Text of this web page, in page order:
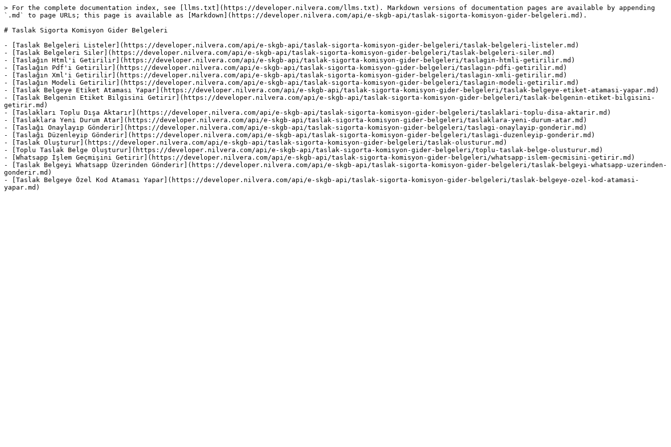
> For the complete documentation index, see [llms.txt](https://developer.nilvera.com/llms.txt). Markdown versions of documentation pages are available by appending
`.md` to page URLs; this page is available as [Markdown](https://developer.nilvera.com/api/e-skgb-api/taslak-sigorta-komisyon-gider-belgeleri.md).
# Taslak Sigorta Komisyon Gider Belgeleri
- [Taslak Belgeleri Listeler](https://developer.nilvera.com/api/e-skgb-api/taslak-sigorta-komisyon-gider-belgeleri/taslak-belgeleri-listeler.md)
- [Taslak Belgeleri Siler](https://developer.nilvera.com/api/e-skgb-api/taslak-sigorta-komisyon-gider-belgeleri/taslak-belgeleri-siler.md)
- [Taslağın Html'i Getirilir](https://developer.nilvera.com/api/e-skgb-api/taslak-sigorta-komisyon-gider-belgeleri/taslagin-htmli-getirilir.md)
- [Taslağın Pdf'i Getirilir](https://developer.nilvera.com/api/e-skgb-api/taslak-sigorta-komisyon-gider-belgeleri/taslagin-pdfi-getirilir.md)
- [Taslağın Xml'i Getirilir](https://developer.nilvera.com/api/e-skgb-api/taslak-sigorta-komisyon-gider-belgeleri/taslagin-xmli-getirilir.md)
- [Taslağın Modeli Getirilir](https://developer.nilvera.com/api/e-skgb-api/taslak-sigorta-komisyon-gider-belgeleri/taslagin-modeli-getirilir.md)
- [Taslak Belgeye Etiket Ataması Yapar](https://developer.nilvera.com/api/e-skgb-api/taslak-sigorta-komisyon-gider-belgeleri/taslak-belgeye-etiket-atamasi-yapar.md)
- [Taslak Belgenin Etiket Bilgisini Getirir](https://developer.nilvera.com/api/e-skgb-api/taslak-sigorta-komisyon-gider-belgeleri/taslak-belgenin-etiket-bilgisini-
getirir.md)
- [Taslakları Toplu Dışa Aktarır](https://developer.nilvera.com/api/e-skgb-api/taslak-sigorta-komisyon-gider-belgeleri/taslaklari-toplu-disa-aktarir.md)
- [Taslaklara Yeni Durum Atar](https://developer.nilvera.com/api/e-skgb-api/taslak-sigorta-komisyon-gider-belgeleri/taslaklara-yeni-durum-atar.md)
- [Taslağı Onaylayıp Gönderir](https://developer.nilvera.com/api/e-skgb-api/taslak-sigorta-komisyon-gider-belgeleri/taslagi-onaylayip-gonderir.md)
- [Taslağı Düzenleyip Gönderir](https://developer.nilvera.com/api/e-skgb-api/taslak-sigorta-komisyon-gider-belgeleri/taslagi-duzenleyip-gonderir.md)
- [Taslak Oluşturur](https://developer.nilvera.com/api/e-skgb-api/taslak-sigorta-komisyon-gider-belgeleri/taslak-olusturur.md)
- [Toplu Taslak Belge Oluşturur](https://developer.nilvera.com/api/e-skgb-api/taslak-sigorta-komisyon-gider-belgeleri/toplu-taslak-belge-olusturur.md)
- [Whatsapp İşlem Geçmişini Getirir](https://developer.nilvera.com/api/e-skgb-api/taslak-sigorta-komisyon-gider-belgeleri/whatsapp-islem-gecmisini-getirir.md)
- [Taslak Belgeyi Whatsapp Üzerinden Gönderir](https://developer.nilvera.com/api/e-skgb-api/taslak-sigorta-komisyon-gider-belgeleri/taslak-belgeyi-whatsapp-uzerinden-
gonderir.md)
- [Taslak Belgeye Özel Kod Ataması Yapar](https://developer.nilvera.com/api/e-skgb-api/taslak-sigorta-komisyon-gider-belgeleri/taslak-belgeye-ozel-kod-atamasi-